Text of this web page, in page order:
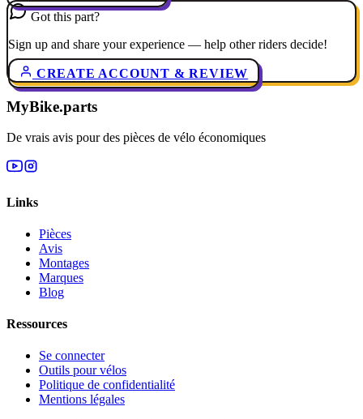
Got this part?
Sign up and share your experience — help other riders decide!
CREATE ACCOUNT & REVIEW
MyBike.parts
De vrais avis pour des pièces de vélo économiques
Links
Pièces
Avis
Montages
Marques
Blog
Ressources
Se connecter
Outils pour vélos
Politique de confidentialité
Mentions légales